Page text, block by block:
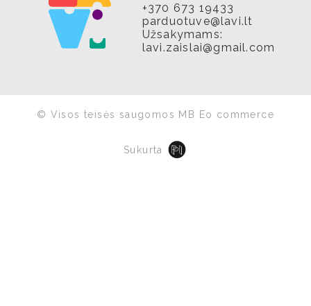
+370 673 19433
parduotuve@lavi.lt
Užsakymams:
lavi.zaislai@gmail.com
© Visos teisės saugomos MB Eo commerce
Sukurta